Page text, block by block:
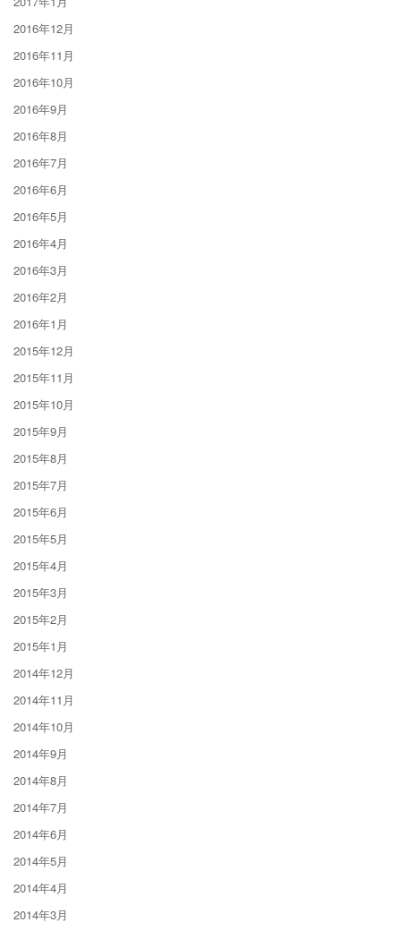
2016年12月
2016年11月
2016年10月
2016年9月
2016年8月
2016年7月
2016年6月
2016年5月
2016年4月
2016年3月
2016年2月
2016年1月
2015年12月
2015年11月
2015年10月
2015年9月
2015年8月
2015年7月
2015年6月
2015年5月
2015年4月
2015年3月
2015年2月
2015年1月
2014年12月
2014年11月
2014年10月
2014年9月
2014年8月
2014年7月
2014年6月
2014年5月
2014年4月
2014年3月